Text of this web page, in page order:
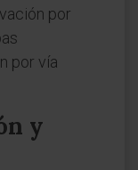
por
por vía
y